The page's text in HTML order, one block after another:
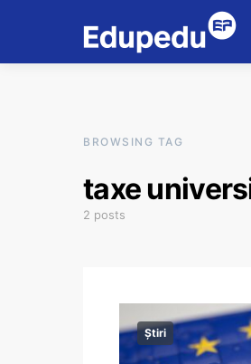
BROWSING TAG
taxe
2 posts
Știri